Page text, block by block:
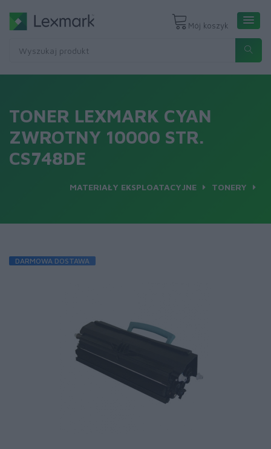
Mój koszyk
TONER LEXMARK CYAN
ZWROTNY 10000 STR.
CS748DE
MATERIAŁY EKSPLOATACYJNE TONERY
DARMOWA DOSTAWA